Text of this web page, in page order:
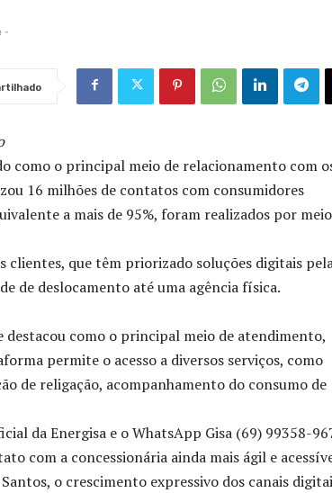
-
como o principal meio de relacionamento com
16 milhões de contatos com consumidores
a mais de 95%, foram realizados por
que têm priorizado soluções digitais
de deslocamento até uma agência física.
como o principal meio de atendimento,
permite o acesso a diversos serviços, como
de religação, acompanhamento do consumo de
da Energisa e o WhatsApp Gisa (69) 99358-
com a concessionária ainda mais ágil e
o crescimento expressivo dos canais